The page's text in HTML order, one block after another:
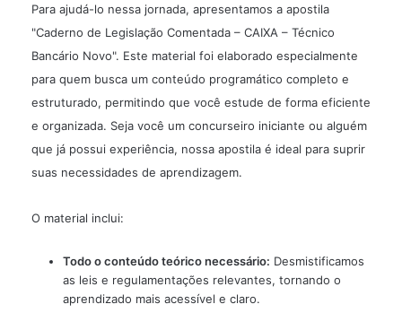
Para ajudá-lo nessa jornada, apresentamos a apostila
"Caderno de Legislação Comentada – CAIXA – Técnico
Bancário Novo". Este material foi elaborado especialmente
para quem busca um conteúdo programático completo e
estruturado, permitindo que você estude de forma eficiente
e organizada. Seja você um concurseiro iniciante ou alguém
que já possui experiência, nossa apostila é ideal para suprir
suas necessidades de aprendizagem.
O material inclui:
Todo o conteúdo teórico necessário: Desmistificamos
as leis e regulamentações relevantes, tornando o
aprendizado mais acessível e claro.